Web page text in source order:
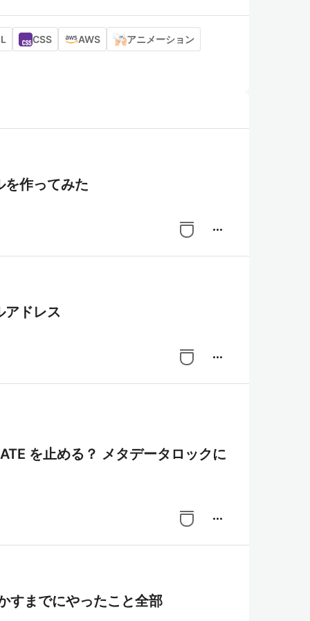
CSS AWS アニメーション
を作ってみた
more_horiz
アドレス
more_horiz
を止める？ メタデータロックに
more_horiz
すまでにやったこと全部